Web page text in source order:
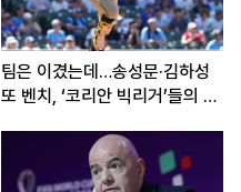
팀은 이겼는데…송성문·김하성
또 벤치, ‘코리안 빅리거’들의 고